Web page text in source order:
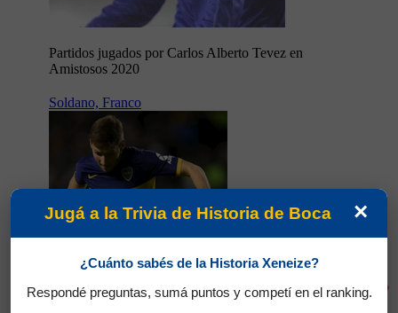
Partidos jugados por Carlos Alberto Tevez en
Amistosos 2020
27
Soldano, Franco
65'
×
Jugá a la Trivia de Historia de Boca
¿Cuánto sabés de la Historia Xeneize?
Respondé preguntas, sumá puntos y competí en el ranking.